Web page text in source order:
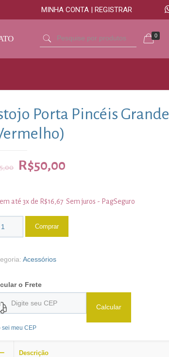
MINHA CONTA | REGISTRAR
0
Porta Pincéis Grande
R$50,00
até 3x de R$16,67 Sem juros - PagSeguro
Comprar
Acessórios
o Frete
Calcular
sei meu CEP
Descrição